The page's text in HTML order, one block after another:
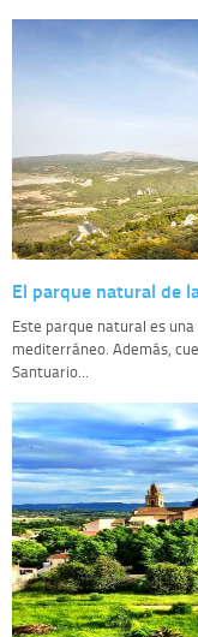
El parque natural de
Este parque natural es
mediterráneo. Además,
Santuario...